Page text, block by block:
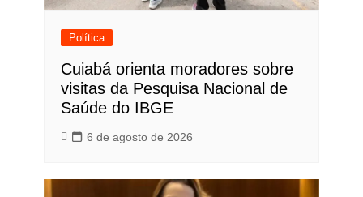
Política
Cuiabá orienta moradores sobre
visitas da Pesquisa Nacional de
Saúde do IBGE
6 de agosto de 2026